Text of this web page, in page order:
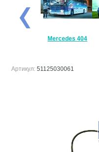
Mercedes 404
Артикул: 51125030061